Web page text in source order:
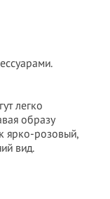
легко
образу
ярко-розовый,
вид.